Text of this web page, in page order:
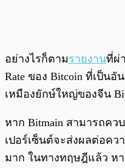
อย่างไรก็ตามรายงานที่ผ่
Rate ของ Bitcoin ที่เป็น
เหมืองยักษ์ใหญ่ของจีน
หาก Bitmain สามารถคว
เปอร์เซ็นต์จะส่งผลต่อคว
มาก ในทางทฤษฎีแล้ว ห